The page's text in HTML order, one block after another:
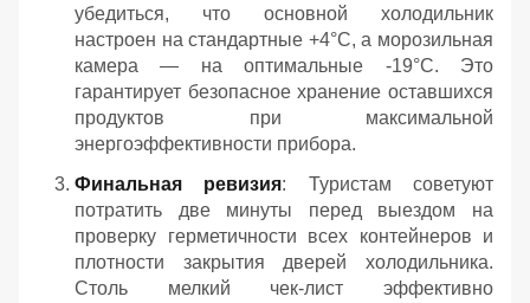
убедиться, что основной холодильник
настроен на стандартные +4°C, а морозильная
камера — на оптимальные -19°C. Это
гарантирует безопасное хранение оставшихся
продуктов при максимальной
энергоэффективности прибора.
Финальная ревизия: Туристам советуют
потратить две минуты перед выездом на
проверку герметичности всех контейнеров и
плотности закрытия дверей холодильника.
Столь мелкий чек-лист эффективно